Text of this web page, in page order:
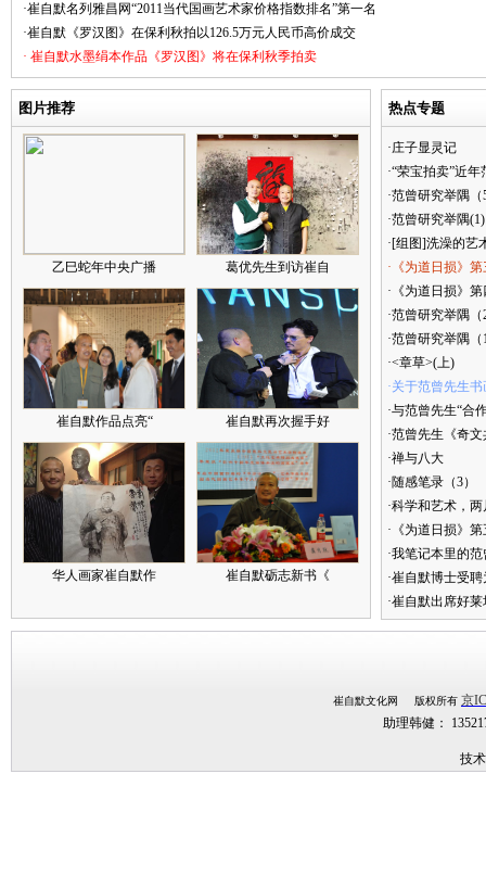
·崔自默名列雅昌网“2011当代国画艺术家价格指数排名”第一名
·崔自默《罗汉图》在保利秋拍以126.5万元人民币高价成交
· 崔自默水墨绢本作品《罗汉图》将在保利秋季拍卖
图片推荐
乙巳蛇年中央广播 葛优先生到访崔自
崔自默作品点亮“ 崔自默再次握手好
华人画家崔自默作 崔自默砺志新书《
热点专题
·庄子显灵记
·“荣宝拍卖”近
·范曾研究举隅（
·范曾研究举隅(1)
·[组图]洗澡的艺
·《为道日损》
·《为道日损》
·范曾研究举隅（
·范曾研究举隅（
·<章草>(上)
·关于范曾先生
·与范曾先生“合
·范曾先生《奇
·禅与八大
·随感笔录（3）
·科学和艺术，
·《为道日损》
·我笔记本里的
·崔自默博士受
·崔自默出席好
崔自默文化网 版权所有 京
助理韩健：
技